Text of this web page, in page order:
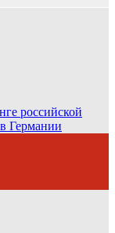
российской
Германии